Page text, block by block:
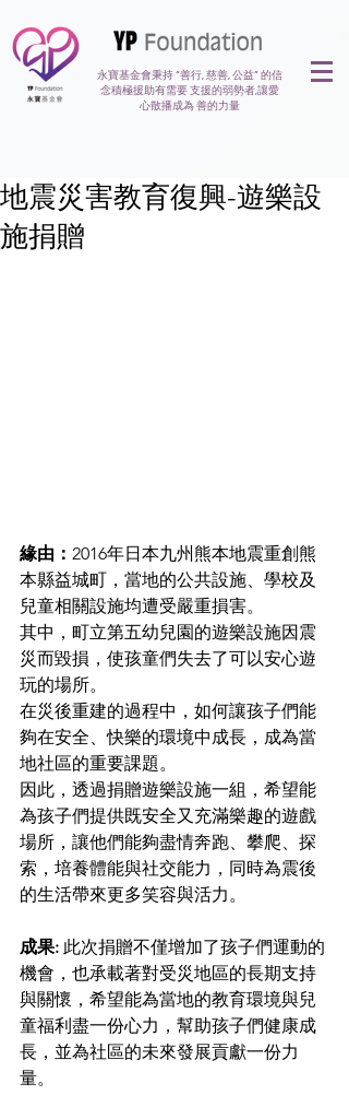
永寶基金會秉持 “善行, 慈善, 公益” 的信
念積極援助有需要 支援的弱勢者,讓愛
心散播成為 善的力量
地震災害教育復興-遊樂設
施捐贈
緣由： 2016年日本九州熊本地震重創熊
本縣益城町， 當地的公共設施、 學校及
兒童相關設施均遭受嚴重損害。
其中，町立第五幼兒園的遊樂設施因震
災而毀損，使孩童們失去了可以安心遊
玩的場所。
在災後重建的過程中，如何讓孩子們能
夠在安全、快樂的環境中成長，成為當
地社區的重要課題。
因此，透過捐贈遊樂設施一組，希望能
為孩子們提供既安全又充滿樂趣的遊戲
場所，讓他們能夠盡情奔跑、攀爬、探
索，培養體能與社交能力，同時為震後
的生活帶來更多笑容與活力。
成果: 此次捐贈不僅增加了孩子們運動的
機會，也承載著對受災地區的長期支持
與關懷，希望能為當地的教育環境與兒
童福利盡一份心力，幫助孩子們健康成
長，並為社區的未來發展貢獻一份力
量。